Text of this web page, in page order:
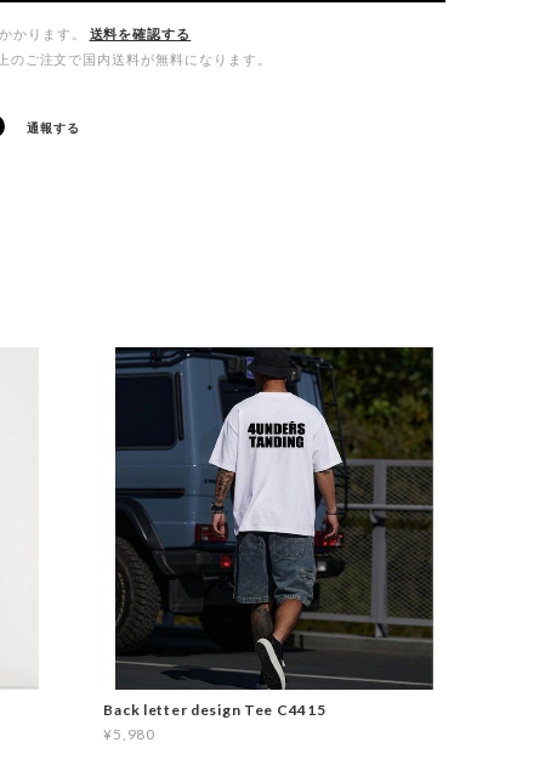
かります。
送料を確認する
ご注文で国内送料が無料になります。
通報する
Back letter design Tee C4415
¥5,980